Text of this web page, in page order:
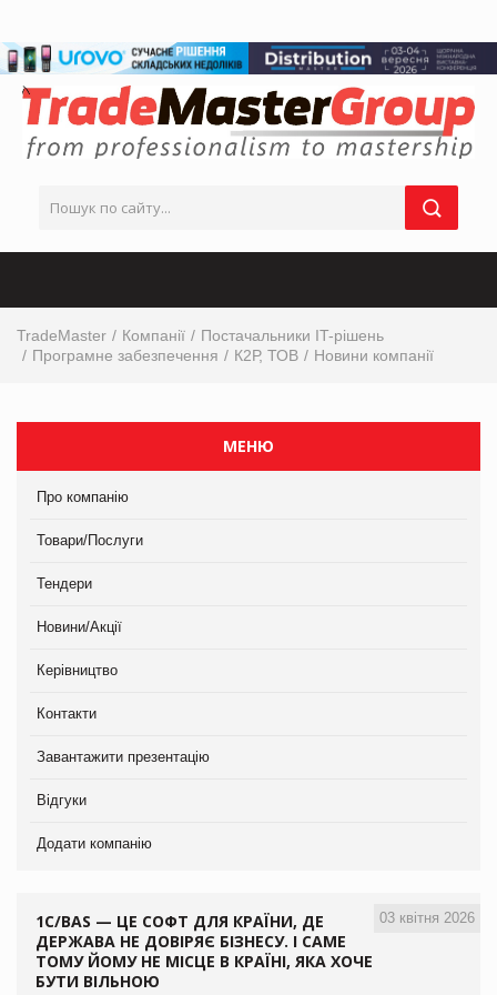
TradeMaster Компанії
Постачальники IT-рішень
Програмне забезпечення
К2Р, ТОВ Новини компанії
МЕНЮ
Про компанію
Товари/Послуги
Тендери
Новини/Акції
Керівництво
Контакти
Завантажити презентацію
Відгуки
Додати компанію
03 квітня 2026
1С/BAS — ЦЕ СОФТ ДЛЯ КРАЇНИ, ДЕ
ДЕРЖАВА НЕ ДОВІРЯЄ БІЗНЕСУ. І САМЕ
ТОМУ ЙОМУ НЕ МІСЦЕ В КРАЇНІ, ЯКА ХОЧЕ
БУТИ ВІЛЬНОЮ